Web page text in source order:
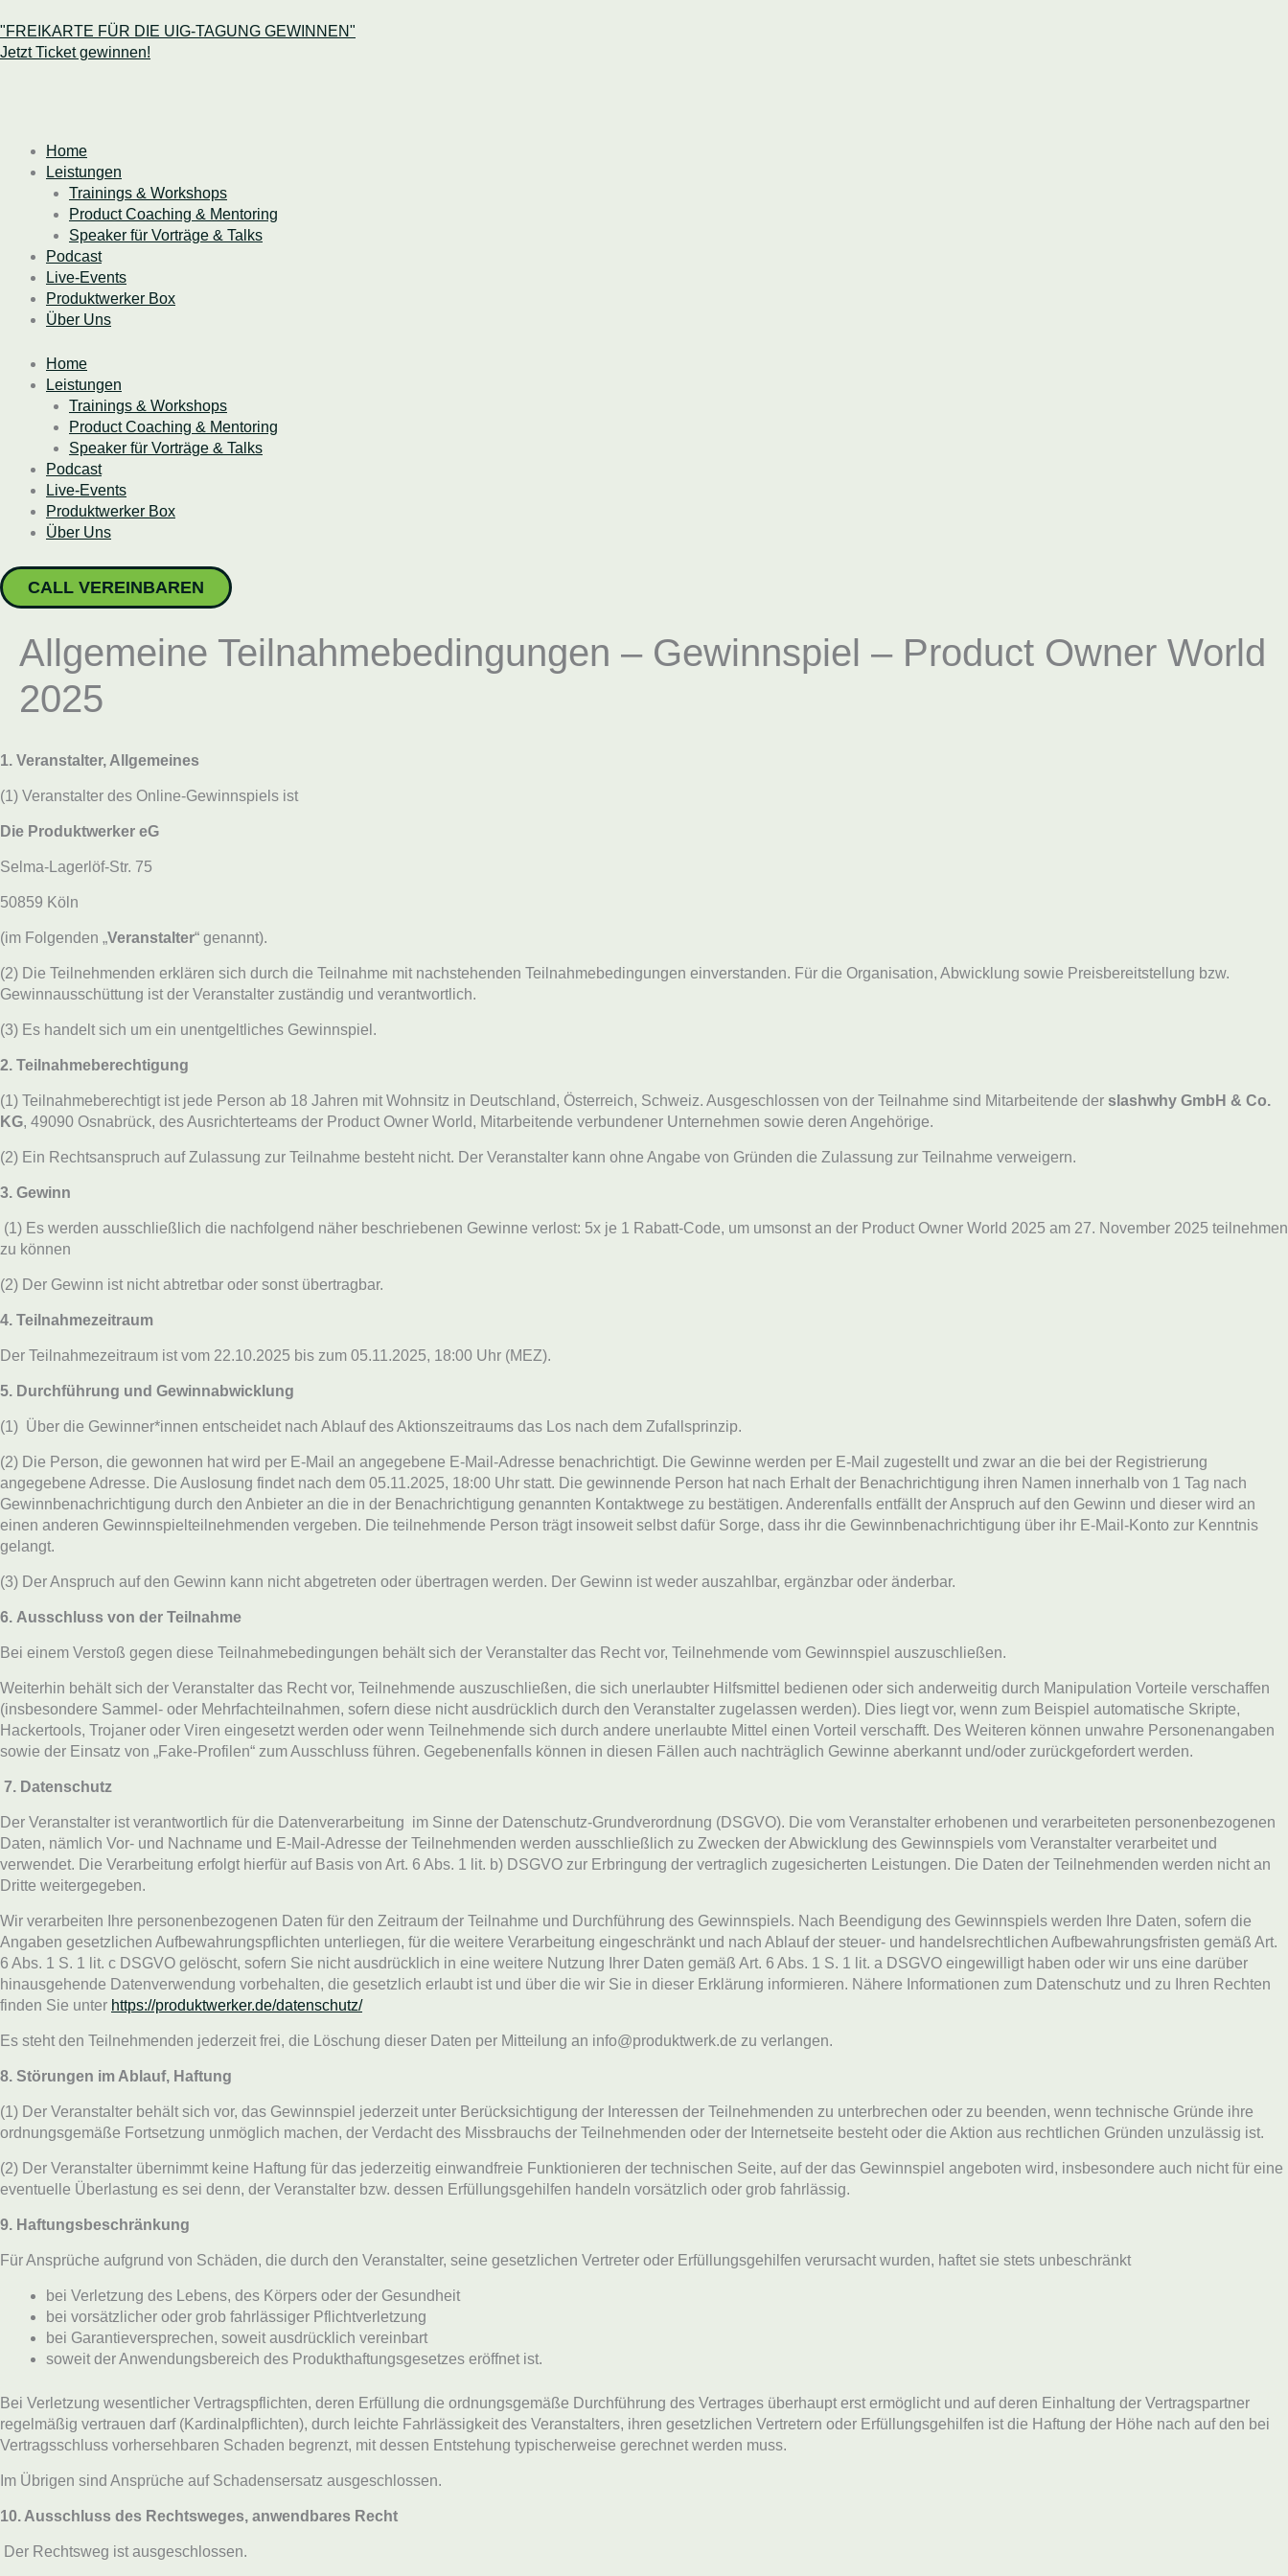
Inhalt
springen
"FREIKARTE FÜR DIE UIG-TAGUNG GEWINNEN"
Jetzt Ticket gewinnen!
Home
Leistungen
Trainings & Workshops
Product Coaching & Mentoring
Speaker für Vorträge & Talks
Podcast
Live-Events
Produktwerker Box
Über Uns
Home
Leistungen
Trainings & Workshops
Product Coaching & Mentoring
Speaker für Vorträge & Talks
Podcast
Live-Events
Produktwerker Box
Über Uns
CALL VEREINBAREN
Allgemeine Teilnahmebedingungen – Gewinnspiel – Product Owner World
2025
1. Veranstalter, Allgemeines
(1) Veranstalter des Online-Gewinnspiels ist
Die Produktwerker eG
Selma-Lagerlöf-Str. 75
50859 Köln
(im Folgenden „Veranstalter“ genannt).
(2) Die Teilnehmenden erklären sich durch die Teilnahme mit nachstehenden Teilnahmebedingungen einverstanden. Für die Organisation, Abwicklung sowie Preisbereitstellung bzw.
Gewinnausschüttung ist der Veranstalter zuständig und verantwortlich.
(3) Es handelt sich um ein unentgeltliches Gewinnspiel.
2. Teilnahmeberechtigung
(1) Teilnahmeberechtigt ist jede Person ab 18 Jahren mit Wohnsitz in Deutschland, Österreich, Schweiz. Ausgeschlossen von der Teilnahme sind Mitarbeitende der slashwhy GmbH & Co.
KG, 49090 Osnabrück, des Ausrichterteams der Product Owner World, Mitarbeitende verbundener Unternehmen sowie deren Angehörige.
(2) Ein Rechtsanspruch auf Zulassung zur Teilnahme besteht nicht. Der Veranstalter kann ohne Angabe von Gründen die Zulassung zur Teilnahme verweigern.
3. Gewinn
(1) Es werden ausschließlich die nachfolgend näher beschriebenen Gewinne verlost: 5x je 1 Rabatt-Code, um umsonst an der Product Owner World 2025 am 27. November 2025 teilnehmen
zu können
(2) Der Gewinn ist nicht abtretbar oder sonst übertragbar.
4. Teilnahmezeitraum
Der Teilnahmezeitraum ist vom 22.10.2025 bis zum 05.11.2025, 18:00 Uhr (MEZ).
5. Durchführung und Gewinnabwicklung
(1) Über die Gewinner*innen entscheidet nach Ablauf des Aktionszeitraums das Los nach dem Zufallsprinzip.
(2) Die Person, die gewonnen hat wird per E-Mail an angegebene E-Mail-Adresse benachrichtigt. Die Gewinne werden per E-Mail zugestellt und zwar an die bei der Registrierung
angegebene Adresse. Die Auslosung findet nach dem 05.11.2025, 18:00 Uhr statt. Die gewinnende Person hat nach Erhalt der Benachrichtigung ihren Namen innerhalb von 1 Tag nach
Gewinnbenachrichtigung durch den Anbieter an die in der Benachrichtigung genannten Kontaktwege zu bestätigen. Anderenfalls entfällt der Anspruch auf den Gewinn und dieser wird an
einen anderen Gewinnspielteilnehmenden vergeben. Die teilnehmende Person trägt insoweit selbst dafür Sorge, dass ihr die Gewinnbenachrichtigung über ihr E-Mail-Konto zur Kenntnis
gelangt.
(3) Der Anspruch auf den Gewinn kann nicht abgetreten oder übertragen werden. Der Gewinn ist weder auszahlbar, ergänzbar oder änderbar.
6. Ausschluss von der Teilnahme
Bei einem Verstoß gegen diese Teilnahmebedingungen behält sich der Veranstalter das Recht vor, Teilnehmende vom Gewinnspiel auszuschließen.
Weiterhin behält sich der Veranstalter das Recht vor, Teilnehmende auszuschließen, die sich unerlaubter Hilfsmittel bedienen oder sich anderweitig durch Manipulation Vorteile verschaffen
(insbesondere Sammel- oder Mehrfachteilnahmen, sofern diese nicht ausdrücklich durch den Veranstalter zugelassen werden). Dies liegt vor, wenn zum Beispiel automatische Skripte,
Hackertools, Trojaner oder Viren eingesetzt werden oder wenn Teilnehmende sich durch andere unerlaubte Mittel einen Vorteil verschafft. Des Weiteren können unwahre Personenangaben
sowie der Einsatz von „Fake-Profilen“ zum Ausschluss führen. Gegebenenfalls können in diesen Fällen auch nachträglich Gewinne aberkannt und/oder zurückgefordert werden.
7. Datenschutz
Der Veranstalter ist verantwortlich für die Datenverarbeitung im Sinne der Datenschutz-Grundverordnung (DSGVO). Die vom Veranstalter erhobenen und verarbeiteten personenbezogenen
Daten, nämlich Vor- und Nachname und E-Mail-Adresse der Teilnehmenden werden ausschließlich zu Zwecken der Abwicklung des Gewinnspiels vom Veranstalter verarbeitet und
verwendet. Die Verarbeitung erfolgt hierfür auf Basis von Art. 6 Abs. 1 lit. b) DSGVO zur Erbringung der vertraglich zugesicherten Leistungen. Die Daten der Teilnehmenden werden nicht an
Dritte weitergegeben.
Wir verarbeiten Ihre personenbezogenen Daten für den Zeitraum der Teilnahme und Durchführung des Gewinnspiels. Nach Beendigung des Gewinnspiels werden Ihre Daten, sofern die
Angaben gesetzlichen Aufbewahrungspflichten unterliegen, für die weitere Verarbeitung eingeschränkt und nach Ablauf der steuer- und handelsrechtlichen Aufbewahrungsfristen gemäß Art.
6 Abs. 1 S. 1 lit. c DSGVO gelöscht, sofern Sie nicht ausdrücklich in eine weitere Nutzung Ihrer Daten gemäß Art. 6 Abs. 1 S. 1 lit. a DSGVO eingewilligt haben oder wir uns eine darüber
hinausgehende Datenverwendung vorbehalten, die gesetzlich erlaubt ist und über die wir Sie in dieser Erklärung informieren. Nähere Informationen zum Datenschutz und zu Ihren Rechten
finden Sie unter https://produktwerker.de/datenschutz/
Es steht den Teilnehmenden jederzeit frei, die Löschung dieser Daten per Mitteilung an info@produktwerk.de zu verlangen.
8. Störungen im Ablauf, Haftung
(1) Der Veranstalter behält sich vor, das Gewinnspiel jederzeit unter Berücksichtigung der Interessen der Teilnehmenden zu unterbrechen oder zu beenden, wenn technische Gründe ihre
ordnungsgemäße Fortsetzung unmöglich machen, der Verdacht des Missbrauchs der Teilnehmenden oder der Internetseite besteht oder die Aktion aus rechtlichen Gründen unzulässig ist.
(2) Der Veranstalter übernimmt keine Haftung für das jederzeitig einwandfreie Funktionieren der technischen Seite, auf der das Gewinnspiel angeboten wird, insbesondere auch nicht für eine
eventuelle Überlastung es sei denn, der Veranstalter bzw. dessen Erfüllungsgehilfen handeln vorsätzlich oder grob fahrlässig.
9. Haftungsbeschränkung
Für Ansprüche aufgrund von Schäden, die durch den Veranstalter, seine gesetzlichen Vertreter oder Erfüllungsgehilfen verursacht wurden, haftet sie stets unbeschränkt
bei Verletzung des Lebens, des Körpers oder der Gesundheit
bei vorsätzlicher oder grob fahrlässiger Pflichtverletzung
bei Garantieversprechen, soweit ausdrücklich vereinbart
soweit der Anwendungsbereich des Produkthaftungsgesetzes eröffnet ist.
Bei Verletzung wesentlicher Vertragspflichten, deren Erfüllung die ordnungsgemäße Durchführung des Vertrages überhaupt erst ermöglicht und auf deren Einhaltung der Vertragspartner
regelmäßig vertrauen darf (Kardinalpflichten), durch leichte Fahrlässigkeit des Veranstalters, ihren gesetzlichen Vertretern oder Erfüllungsgehilfen ist die Haftung der Höhe nach auf den bei
Vertragsschluss vorhersehbaren Schaden begrenzt, mit dessen Entstehung typischerweise gerechnet werden muss.
Im Übrigen sind Ansprüche auf Schadensersatz ausgeschlossen.
10. Ausschluss des Rechtsweges, anwendbares Recht
Der Rechtsweg ist ausgeschlossen.